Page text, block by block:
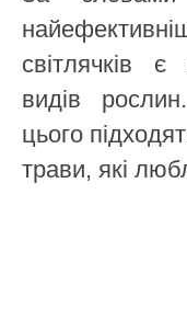
світлячків
видів
цього
трави, які